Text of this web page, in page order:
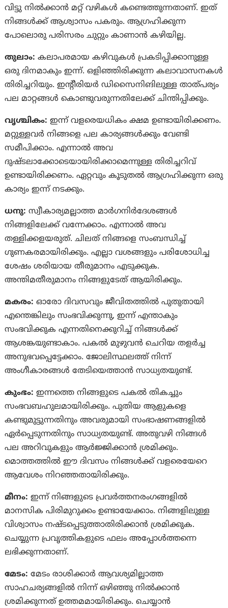
വിട്ടു നിൽക്കാൻ മറ്റ് വഴികൾ കണ്ടെത്തുന്നതാണ്. ഇത്
നിങ്ങൾക്ക് ആശ്വാസം പകരും. ആഗ്രഹിക്കുന്ന
പോലൊരു പരിസരം ചുറ്റും കാണാൻ കഴിയില്ല.
തുലാം: കലാപരമായ കഴിവുകൾ പ്രകടിപ്പിക്കാനുള്ള
ഒരു ദിനമാകും ഇന്ന്. ഒളിഞ്ഞിരിക്കുന്ന കലാവാസനകൾ
തിരിച്ചറിയും. ഇൻ്റീരിയർ ഡിസൈനിങിലുള്ള താത്‌പര്യം
പല മാറ്റങ്ങൾ കൊണ്ടുവരുന്നതിലേക്ക് ചിന്തിപ്പിക്കും.
വൃശ്ചികം: ഇന്ന് വളരെയധികം ക്ഷമ ഉണ്ടായിരിക്കണം.
മറ്റുള്ളവർ നിങ്ങളെ പല കാര്യങ്ങൾക്കും വേണ്ടി
സമീപിക്കാം. എന്നാൽ അവ
ദുഷ്‌ടലാക്കോടെയായിരിക്കാമെന്നുള്ള തിരിച്ചറിവ്
ഉണ്ടായിരിക്കണം. ഏറ്റവും കൂടുതൽ ആഗ്രഹിക്കുന്ന ഒരു
കാര്യം ഇന്ന് നടക്കും.
ധനു: സ്വീകാര്യമല്ലാത്ത മാര്‍ഗനിര്‍ദേശങ്ങള്‍
നിങ്ങളിലേക്ക് വന്നേക്കാം. എന്നാല്‍ അവ
തള്ളിക്കളയരുത്. ചിലത് നിങ്ങളെ സംബന്ധിച്ച്
ഗുണകരമായിരിക്കും. എല്ലാ വശങ്ങളും പരിശോധിച്ച
ശേഷം ശരിയായ തീരുമാനം എടുക്കുക.
അന്തിമതീരുമാനം നിങ്ങളുടേത് ആയിരിക്കും.
മകരം: ഓരോ ദിവസവും ജീവിതത്തിൽ പുതുതായി
എന്തെങ്കിലും സംഭവിക്കുന്നു, ഇന്ന് എന്താകും
സംഭവിക്കുക എന്നതിനെക്കുറിച്ച്‌ നിങ്ങൾക്ക്‌
ആശങ്കയുണ്ടാകാം. പകൽ മുഴുവൻ ചെറിയ തളർച്ച
അനുഭവപ്പെട്ടേക്കാം. ജോലിസ്ഥലത്ത് നിന്ന്
അംഗീകാരങ്ങൾ തേടിയെത്താൻ സാധ്യതയുണ്ട്.
കുംഭം: ഇന്നത്തെ നിങ്ങളുടെ പകൽ തികച്ചും
സംഭവബഹുലമായിരിക്കും. പുതിയ ആളുകളെ
കണ്ടുമുട്ടുന്നതിനും അവരുമായി സംഭാഷണങ്ങളിൽ
ഏർപ്പെടുന്നതിനും സാധ്യതയുണ്ട്. അതുവഴി നിങ്ങൾ
പല അറിവുകളും ആർജ്ജിക്കാൻ ശ്രമിക്കും.
മൊത്തത്തിൽ ഈ ദിവസം നിങ്ങൾക്ക്‌ വളരെയേറെ
ആവേശം നിറഞ്ഞതായിരിക്കും.
മീനം: ഇന്ന് നിങ്ങളുടെ പ്രവർത്തനരംഗങ്ങളിൽ
മാനസിക പിരിമുറുക്കം ഉണ്ടായേക്കാം. നിങ്ങളിലുള്ള
വിശ്വാസം നഷ്‌ടപ്പെടുത്താതിരിക്കാൻ ശ്രമിക്കുക.
ചെയ്യുന്ന പ്രവൃത്തികളുടെ ഫലം അപ്പോൾത്തന്നെ
ലഭിക്കുന്നതാണ്.
മേടം: മേടം രാശിക്കാർ ആവശ്യമില്ലാത്ത
സാഹചര്യങ്ങളിൽ നിന്ന് ഒഴിഞ്ഞു നിൽക്കാൻ
ശ്രമിക്കുന്നത് ഉത്തമമായിരിക്കും. ചെയ്യാൻ